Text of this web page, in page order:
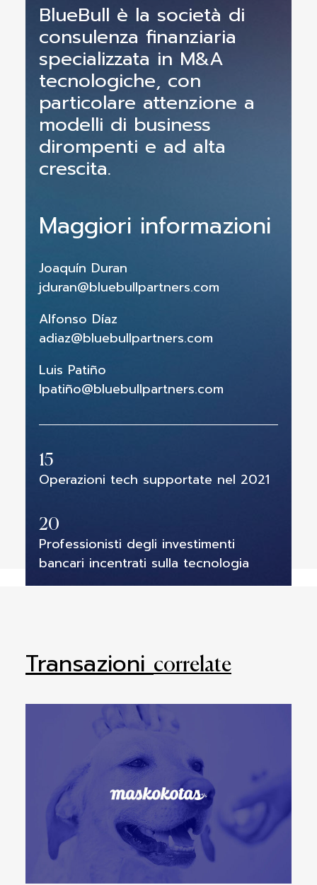
BlueBull è la società di
consulenza finanziaria
specializzata in M&A
tecnologiche, con
particolare attenzione a
modelli di business
dirompenti e ad alta
crescita.
Maggiori informazioni
Joaquín Duran
jduran@bluebullpartners.com
Alfonso Díaz
adiaz@bluebullpartners.com
Luis Patiño
lpatiño@bluebullpartners.com
15
Operazioni tech supportate nel 2021
20
Professionisti degli investimenti
bancari incentrati sulla tecnologia
Transazionicorrelate